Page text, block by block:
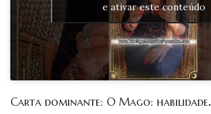
e ativar este conteúdo
Carta dominante: O Mago: habilidade.